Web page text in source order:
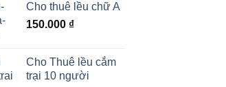
Cho thuê lều chữ A
150.000 ₫
Cho Thuê lều cắm
trại 10 người